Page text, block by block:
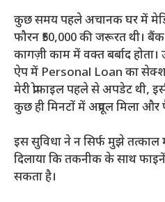
कुछ समय पहले अचानक घर में
फौरन ₹50,000 की जरूरत थी।
कागज़ी काम में वक्त बर्बाद
ऐप में Personal Loan का
मेरी प्रोफाइल पहले से अपडेट थी,
कुछ ही मिनटों में अप्रूवल मिला
इस सुविधा ने न सिर्फ मुझे तत्काल
दिलाया कि तकनीक के साथ
सकता है।